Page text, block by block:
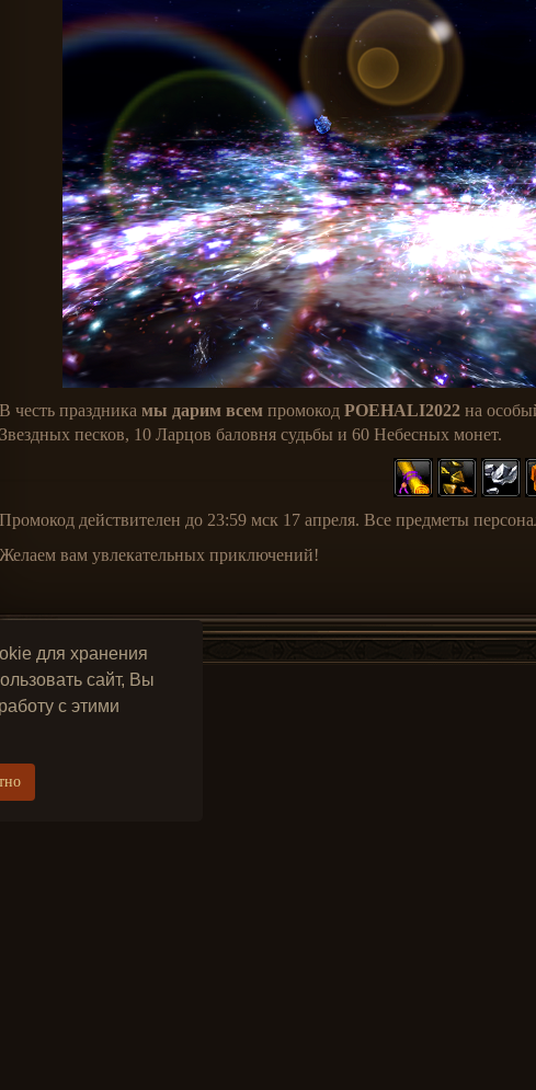
для хранения
сайт, Вы
с этими
В честь праздника мы дарим всем промокод POEHALI2022 на
Звездных песков, 10 Ларцов баловня судьбы и 60 Небесных монет.
Промокод действителен до 23:59 мск 17 апреля. Все предметы
Желаем вам увлекательных приключений!